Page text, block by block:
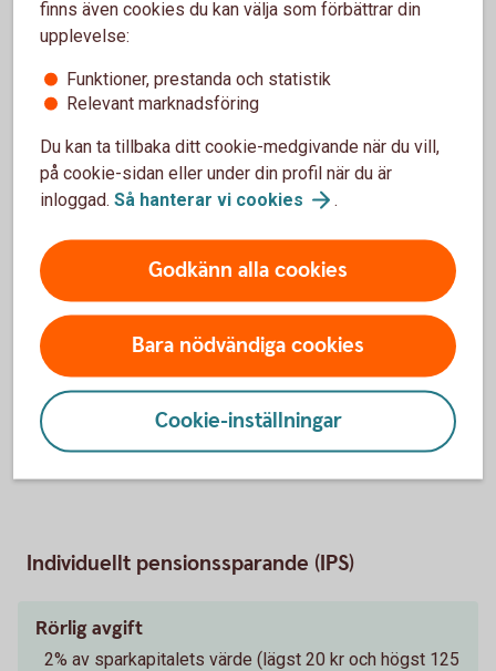
FTP– Fondförsäkring
Fast avgift
70 kr
Entrélösning
Swedbank Generation Flex
Förvaltningsavgift
0,40-0,33%
Automatisk sänkning av risk och avgift
närmare och under pensionen.
Tillbaka
FTP för anställda iförsäkringsbolag
Individuellt pensionssparande (IPS)
Rörlig avgift
2% av sparkapitalets värde (lägst 20 kr och högst 125
finns även cookies du kan välja som förbättrar din
upplevelse:
Funktioner, prestanda och statistik
Relevant marknadsföring
Du kan ta tillbaka ditt cookie-medgivande när du vill,
på cookie-sidan eller under din profil när du är
inloggad. Så hanterar vi cookies .
Godkänn alla cookies
Bara nödvändiga cookies
Cookie-inställningar